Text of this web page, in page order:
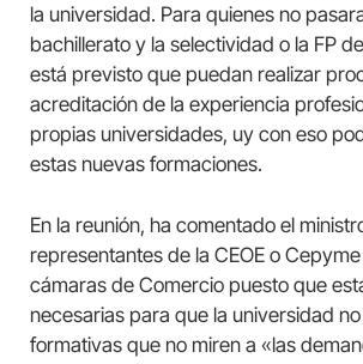
la universidad. Para quienes no
bachillerato y la selectividad o la FP
está previsto que puedan realizar
acreditación de la experiencia
propias universidades, uy con eso
estas nuevas formaciones.
En la reunión, ha comentado el
representantes de la CEOE o
cámaras de Comercio puesto que
necesarias para que la universidad
formativas que no miren a «las